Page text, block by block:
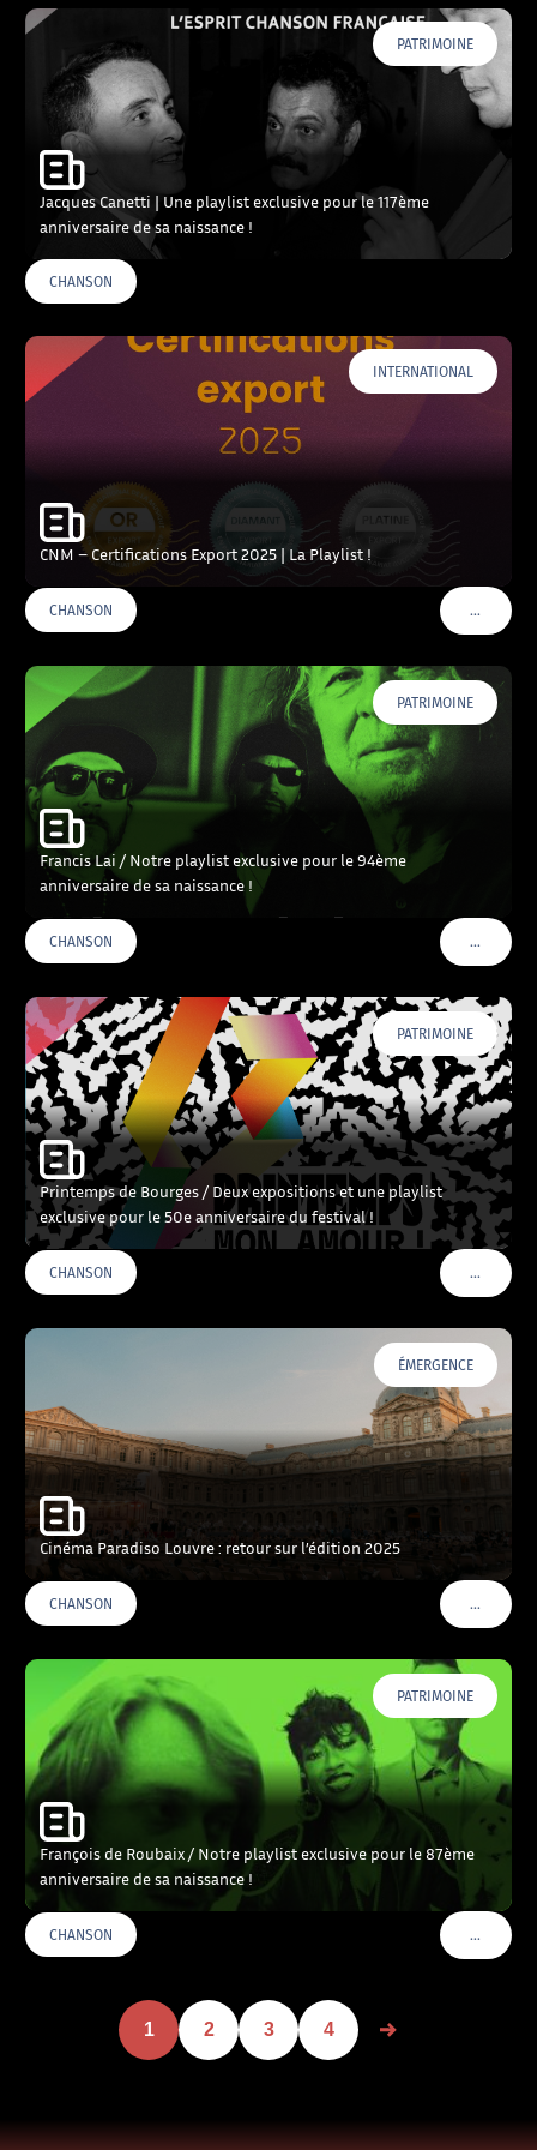
PATRIMOINE
Jacques Canetti | Une playlist exclusive pour le 117ème
anniversaire de sa naissance !
CHANSON
INTERNATIONAL
CNM – Certifications Export 2025 | La Playlist !
CHANSON …VOIR
PATRIMOINE
Francis Lai / Notre playlist exclusive pour le 94ème
anniversaire de sa naissance !
CHANSON …VOIR
PATRIMOINE
Printemps de Bourges / Deux expositions et une playlist
exclusive pour le 50e anniversaire du festival !
CHANSON …VOIR
ÉMERGENCE
Cinéma Paradiso Louvre : retour sur l’édition 2025
CHANSON …VOIR
PATRIMOINE
François de Roubaix / Notre playlist exclusive pour le 87ème
anniversaire de sa naissance !
CHANSON …VOIR
1 2 3 4